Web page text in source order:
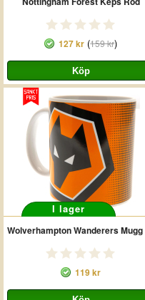
127 kr (159 kr)
I lager
119 kr